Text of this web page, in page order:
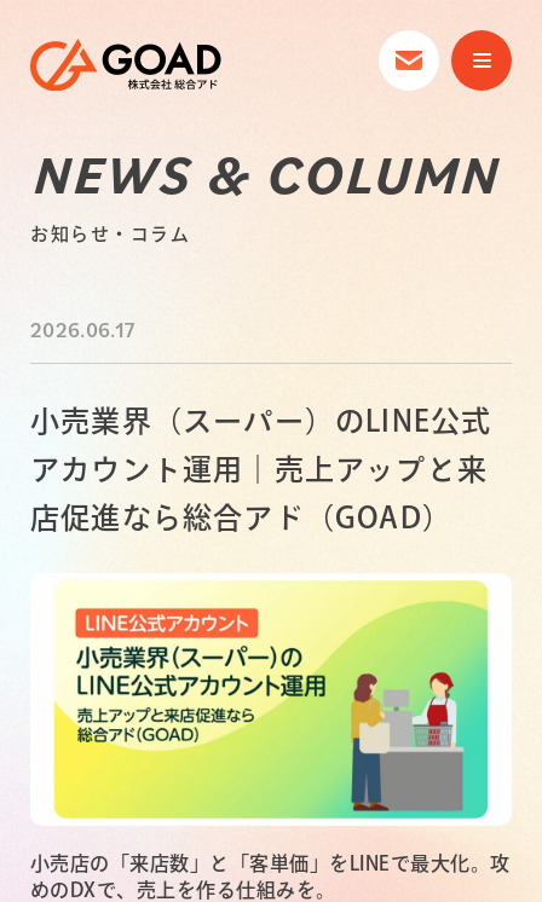
NEWS & COLUMN
お知らせ・コラム
2026.06.17
小売業界（スーパー）のLINE公式
アカウント運用｜売上アップと来
店促進なら総合アド（GOAD）
小売店の「来店数」と「客単価」をLINEで最大化。攻
めのDXで、売上を作る仕組みを。